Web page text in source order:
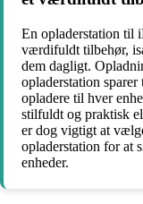
En opladerstation til
værdifuldt tilbehør,
dem dagligt.
opladerstation
opladere til hver
stilfuldt og praktisk
er dog vigtigt at
opladerstation for at
enheder.